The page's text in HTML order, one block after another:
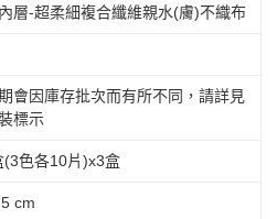
層-超柔細複合纖維親水(膚)不織布
會因庫存批次而有所不同，請詳見
標示
(3色各10片)x3盒
cm